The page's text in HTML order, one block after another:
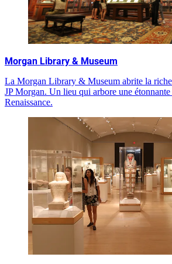
Morgan Library & Museum
La Morgan Library & Museum abrite la
JP Morgan. Un lieu qui arbore une
Renaissance.